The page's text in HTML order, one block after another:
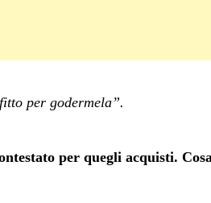
per godermela”.
per quegli acquisti.